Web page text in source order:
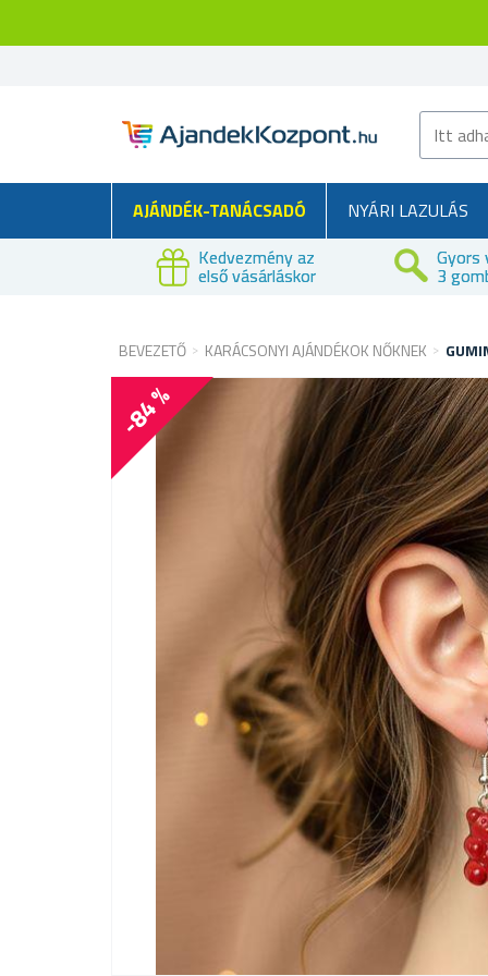
AJÁNDÉK-TANÁCSADÓ NYÁRI LAZULÁS
Kedvezmény az
első vásárláskor
Gyors
3
BEVEZETŐ KARÁCSONYI AJÁNDÉKOK NŐKNEK
-84 %